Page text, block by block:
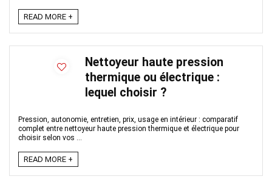
READ MORE +
Nettoyeur haute pression
thermique ou électrique :
lequel choisir ?
Pression, autonomie, entretien, prix, usage en intérieur : comparatif
complet entre nettoyeur haute pression thermique et électrique pour
choisir selon vos ...
READ MORE +